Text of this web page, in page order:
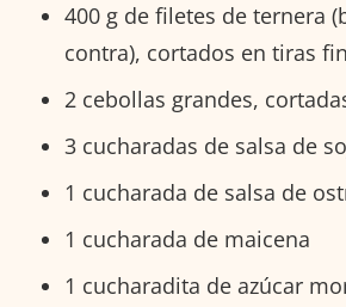
400 g de filetes de ternera
contra), cortados en tiras
2 cebollas grandes,
3 cucharadas de salsa de
1 cucharada de salsa de
1 cucharada de maicena
1 cucharadita de azúcar